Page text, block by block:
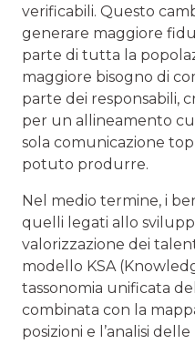
verificabili. Questo
generare maggiore
parte di tutta la
maggiore bisogno di
parte dei responsabili,
per un allineamento
sola comunicazione
potuto produrre.
Nel medio termine, i
quelli legati allo
valorizzazione dei
modello KSA
tassonomia unificata
combinata con la
posizioni e l’analisi